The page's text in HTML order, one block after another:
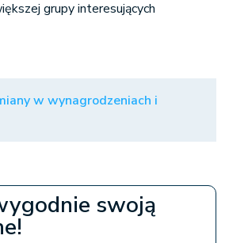
grupy interesujących
w wynagrodzeniach i
swoją